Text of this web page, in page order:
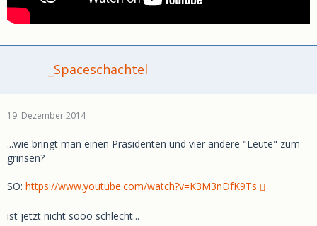
_Spaceschachtel
19. Dezember 2014
...wie bringt man einen Präsidenten und vier andere "Leute" zum
grinsen?
SO: https://www.youtube.com/watch?v=K3M3nDfK9Ts
ist jetzt nicht sooo schlecht...